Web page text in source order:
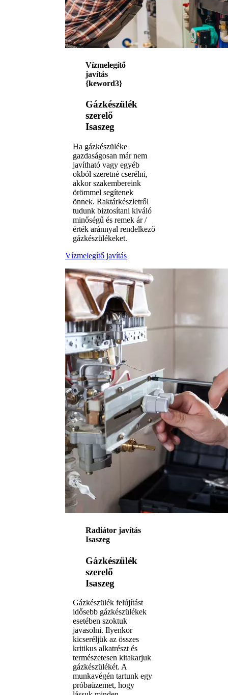
Vízmelegítő
javítás
{keword3}
Gázkészülék
szerelő
Isaszeg
Ha gázkészüléke
gazdaságosan már nem
javítható vagy egyéb
okból szeretné cserélni,
akkor szakembereink
örömmel segítenek
önnek. Raktárkészletről
tudunk biztosítani kiváló
minőségű és remek ár /
érték aránnyal rendelkező
gázkészülékeket.
Vízmelegítő javítás
Radiátor javítás
Isaszeg
Gázkészülék
szerelő
Isaszeg
Gázkészülék felújítást
idősebb gázkészülékek
esetében szoktuk
javasolni. Ilyenkor
kicseréljük az összes
kritikus alkatrészt és
természetesen kitakarjuk
gázkészülékét. A
munkavégén tartunk egy
próbaüzemet, hogy